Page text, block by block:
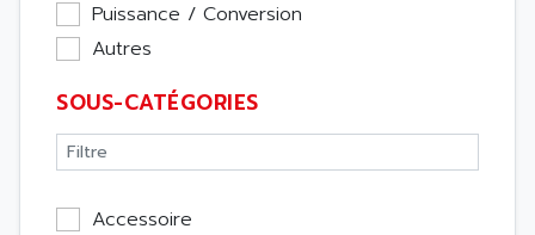
Puissance / Conversion
Autres
SOUS-CATÉGORIES
Accessoire